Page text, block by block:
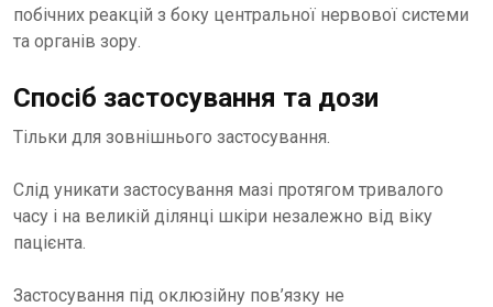
побічних реакцій з боку центральної нервової системи
та органів зору.
Спосіб застосування та дози
Тільки для зовнішнього застосування.
Слід уникати застосування мазі протягом тривалого
часу і на великій ділянці шкіри незалежно від віку
пацієнта.
Застосування під оклюзійну пов’язку не